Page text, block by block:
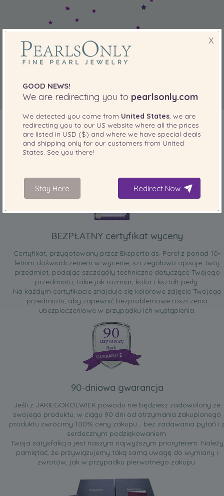
DOŁĄCZONE DO TWOJEGO PRODUKTU
BEZPŁATNY certyfikat wyceny
Certyfikat, przygotowany przez Eksperta ds. Pereł z ponad 10-
letnim doświadczeniem w wycenie, szczegółowo opisuje Twój
przedmiot, podając szczegóły techniczne dotyczące Twojego
przedmiotu, takie jak rozmiar, kolor i kształt perły.
Na każdym certyfikacie znajduje się kolorowe zdjęcie Twojego
przedmiotu, aby zapewnić bezproblemowe roszczenia
ubezpieczeniowe w przypadku ich wystąpienia.
90-dniowa gwarancja
Jeśli z JAKIEGOKOLWIEK powodu nie będziesz zadowolony ze
swojego produktu, w ciągu 90 dni od otrzymania zakupionego
produktu zwrócimy 100% ceny zakupu... bez zadawania pytań i
serdecznym podziękowaniem.
Twoja satysfakcja jest naszym najwyższym priorytetem. Należy
pamiętać, że przywiązujemy taką samą uwagę do wymiany i
zwrotów, jak w przypadku pierwotnego zakupu.
X
GOOD NEWS!
We are redirecting you to pearlsonly.com
We detected you come from United States, we are
redirecting you to our US website where all the prices
are listed in USD ($) and where we have special deals
and shipping only for our customers from United
States. See you there!
Stay Here Redirect Now